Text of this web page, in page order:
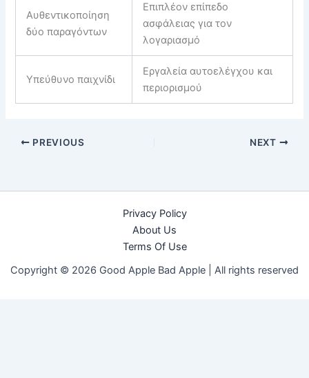
Αυθεντικοποίηση
δύο παραγόντων
Επιπλέον επίπεδο
ασφάλειας για τον
λογαριασμό
Υπεύθυνο παιχνίδι
Εργαλεία αυτοελέγχου και
περιορισμού
PREVIOUS NEXT
Privacy Policy
About Us
Terms Of Use
Copyright © 2026 Good Apple Bad Apple | All rights reserved